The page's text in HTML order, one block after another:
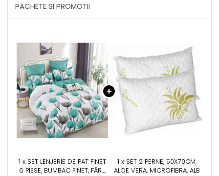
PACHETE SI PROMOTII
1 x SET LENJERIE DE PAT FINET
6 PIESE, BUMBAC FINET, FĂRĂ
1 x SET 2 PERNE, 50X70CM,
ALOE VERA, MICROFIBRA, ALB